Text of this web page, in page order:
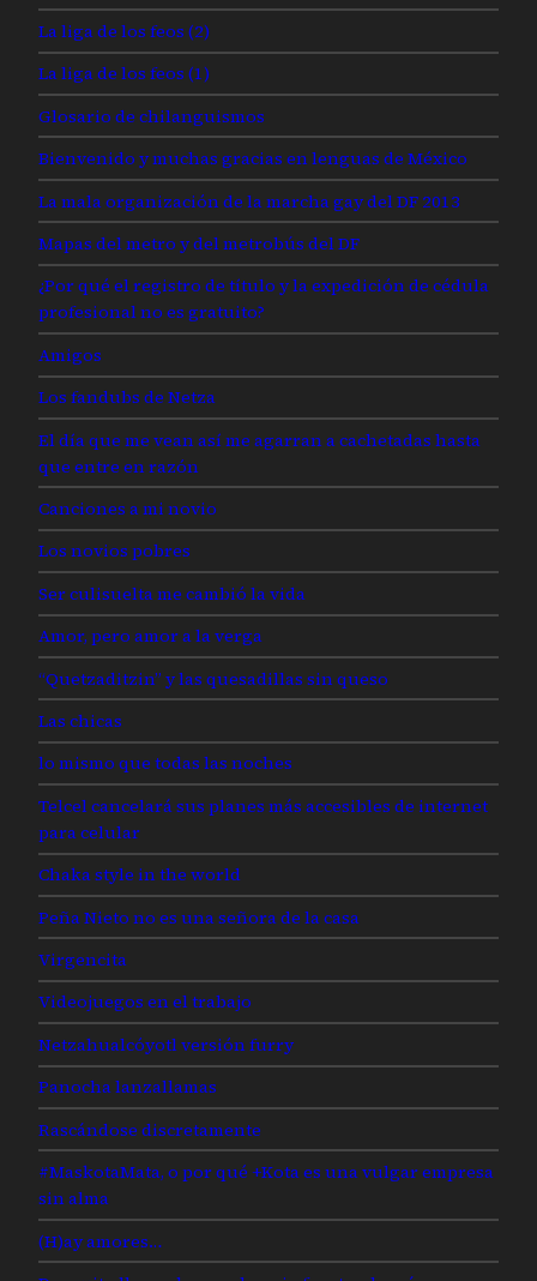
La liga de los feos (2)
La liga de los feos (1)
Glosario de chilanguismos
Bienvenido y muchas gracias en lenguas de México
La mala organización de la marcha gay del DF 2013
Mapas del metro y del metrobús del DF
¿Por qué el registro de título y la expedición de cédula
profesional no es gratuito?
Amigos
Los fandubs de Netza
El día que me vean así me agarran a cachetadas hasta
que entre en razón
Canciones a mi novio
Los novios pobres
Ser culisuelta me cambió la vida
Amor, pero amor a la verga
“Quetzaditzin” y las quesadillas sin queso
Las chicas
lo mismo que todas las noches
Telcel cancelará sus planes más accesibles de internet
para celular
Chaka style in the world
Peña Nieto no es una señora de la casa
Virgencita
Videojuegos en el trabajo
Netzahualcóyotl versión furry
Panocha lanzallamas
Rascándose discretamente
#MaskotaMata, o por qué +Kota es una vulgar empresa
sin alma
(H)ay amores…